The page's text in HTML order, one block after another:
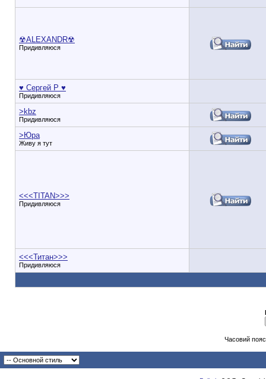
☢ALEXANDR☢
Придивляюся
♥ Сергей Р ♥
Придивляюся
>kbz
Придивляюся
>Юра
Живу я тут
<<<TITAN>>>
Придивляюся
<<<Титан>>>
Придивляюся
Часовий